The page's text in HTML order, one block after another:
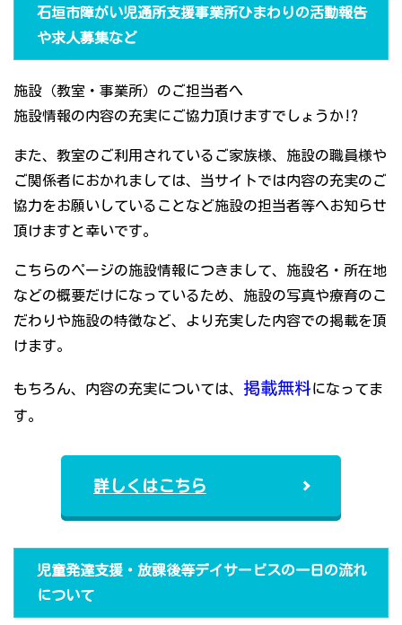
石垣市障がい児通所支援事業所ひまわりの活動報告
や求人募集など
施設（教室・事業所）のご担当者へ
施設情報の内容の充実にご協力頂けますでしょうか!?
また、教室のご利用されているご家族様、施設の職員様や
ご関係者におかれましては、当サイトでは内容の充実のご
協力をお願いしていることなど施設の担当者等へお知らせ
頂けますと幸いです。
こちらのページの施設情報につきまして、施設名・所在地
などの概要だけになっているため、施設の写真や療育のこ
だわりや施設の特徴など、より充実した内容での掲載を頂
けます。
もちろん、内容の充実については、 掲載無料になってま
す。
詳しくはこちら
児童発達支援・放課後等デイサービスの一日の流れ
について